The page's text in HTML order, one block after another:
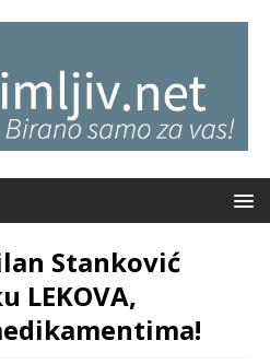
Stanković
LEKOVA,